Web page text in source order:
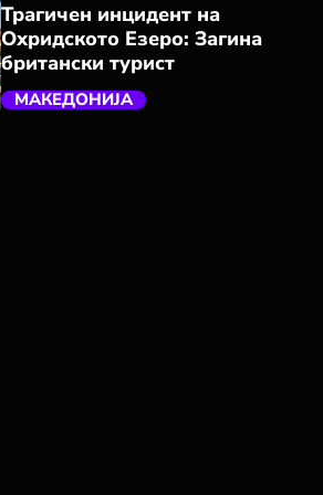
Трагичен инцидент на
Охридското Езеро: Загина
британски турист
МАКЕДОНИЈА